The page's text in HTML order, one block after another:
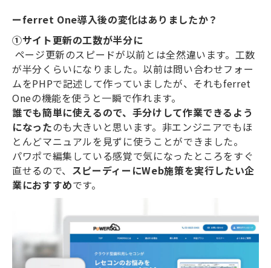
ーferret One導入後の変化はありましたか？
①サイト更新の工数が半分に
ページ更新のスピードが以前とは全然違います。工数
が半分くらいになりました。以前は問い合わせフォー
ムをPHPで記述して作っていましたが、それもferret
Oneの機能を使うと一瞬で作れます。
誰でも簡単に使えるので、手分けして作業できるよう
になったのも大きいと思います。非エンジニアでもほ
とんどマニュアルを見ずに使うことができました。
パワポで編集している感覚で気になったところをすぐ
直せるので、 スピーディーにWeb施策を実行したい企
業におすすめです。